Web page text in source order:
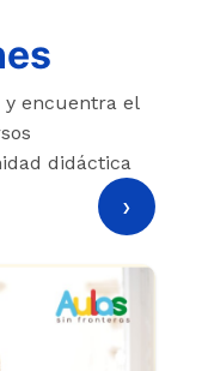
y encuentra el
didáctica
›